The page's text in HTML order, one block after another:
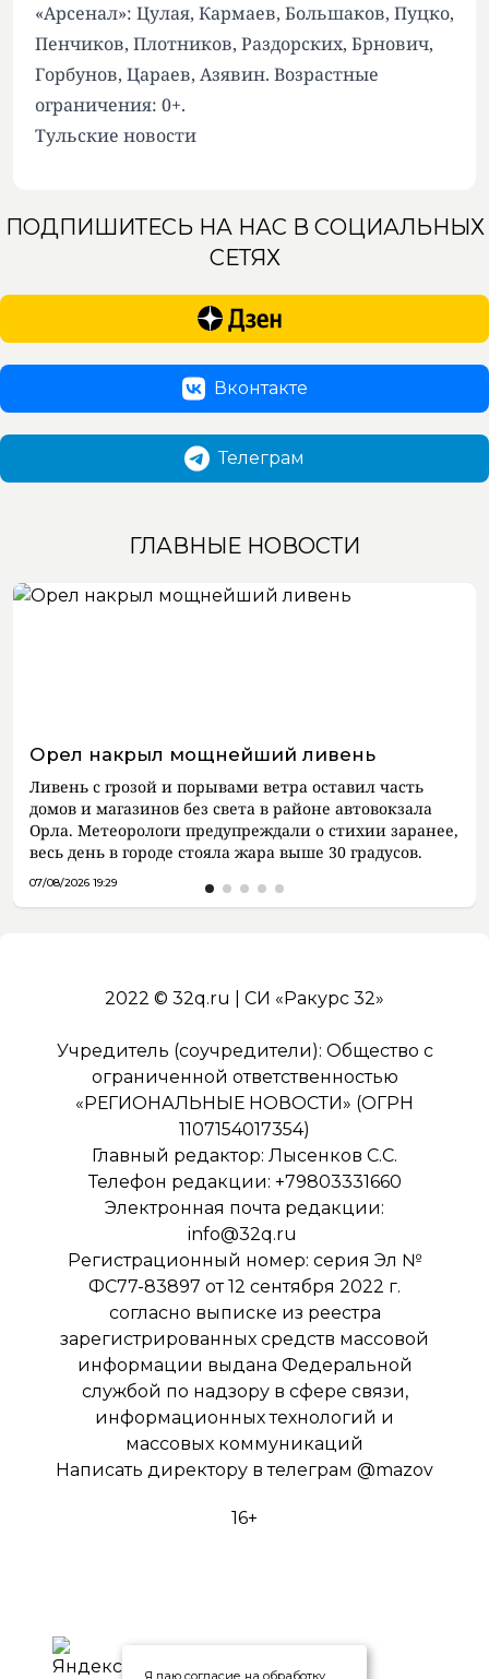
«Арсенал»: Цулая, Кармаев, Большаков, Пуцко,
Пенчиков, Плотников, Раздорских, Брнович,
Горбунов, Цараев, Азявин. Возрастные
ограничения: 0+.
Тульские новости
ПОДПИШИТЕСЬ НА НАС В СОЦИАЛЬНЫХ
СЕТЯХ
Вконтакте
Телеграм
ГЛАВНЫЕ НОВОСТИ
Орел накрыл мощнейший ливень
Ливень с грозой и порывами ветра оставил часть
домов и магазинов без света в районе автовокзала
Орла. Метеорологи предупреждали о стихии заранее,
весь день в городе стояла жара выше 30 градусов.
07/08/2026 19:29
2022 © 32q.ru | СИ «Ракурс 32»
Учредитель (соучредители): Общество с
ограниченной ответственностью
«РЕГИОНАЛЬНЫЕ НОВОСТИ» (ОГРН
1107154017354)
Главный редактор: Лысенков С.С.
Телефон редакции: +79803331660
Электронная почта редакции:
info@32q.ru
Регистрационный номер: серия Эл №
ФС77-83897 от 12 сентября 2022 г.
согласно выписке из реестра
зарегистрированных средств массовой
информации выдана Федеральной
службой по надзору в сфере связи,
информационных технологий и
массовых коммуникаций
Написать директору в телеграм @mazov
16+
Я даю согласие на обработку